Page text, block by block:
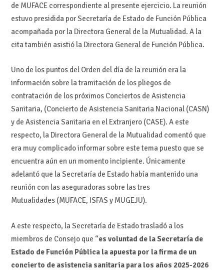
de MUFACE correspondiente al presente ejercicio. La reunión
estuvo presidida por Secretaría de Estado de Función Pública
acompañada por la Directora General de la Mutualidad. A la
cita también asistió la Directora General de Función Pública.
Uno de los puntos del Orden del día de la reunión era la
información sobre la tramitación de los pliegos de
contratación de los próximos Conciertos de Asistencia
Sanitaria, (Concierto de Asistencia Sanitaria Nacional (CASN)
y de Asistencia Sanitaria en el Extranjero (CASE). A este
respecto, la Directora General de la Mutualidad comentó que
era muy complicado informar sobre este tema puesto que se
encuentra aún en un momento incipiente. Únicamente
adelantó que la Secretaría de Estado había mantenido una
reunión con las aseguradoras sobre las tres
Mutualidades (MUFACE, ISFAS y MUGEJU).
A este respecto, la Secretaría de Estado trasladó a los
miembros de Consejo que “es voluntad de la Secretaría de
Estado de Función Pública la apuesta por la firma de un
concierto de asistencia sanitaria para los años 2025-2026